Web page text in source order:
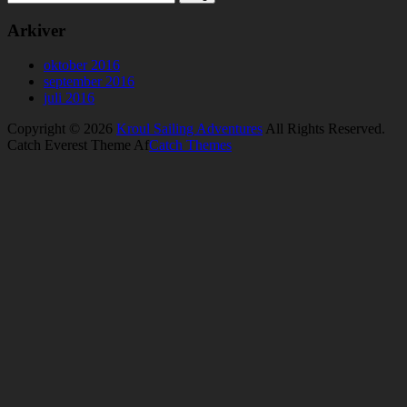
Arkiver
oktober 2016
september 2016
juli 2016
Copyright © 2026 Kroul Sailing Adventures All Rights Reserved.
Catch Everest Theme AfCatch Themes